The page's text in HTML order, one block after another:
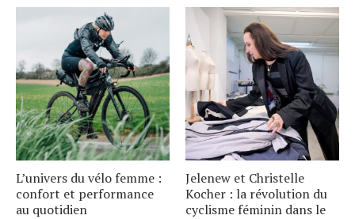
L’univers du vélo femme :
confort et performance
au quotidien
Jelenew et Christelle
Kocher : la révolution du
cyclisme féminin dans le